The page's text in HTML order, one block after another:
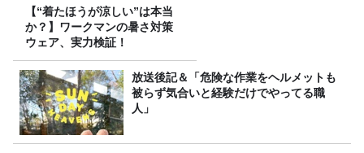
【“着たほうが涼しい”は本当
か？】ワークマンの暑さ対策
ウェア、実力検証！
放送後記＆「危険な作業をヘルメットも
被らず気合いと経験だけでやってる職
人」